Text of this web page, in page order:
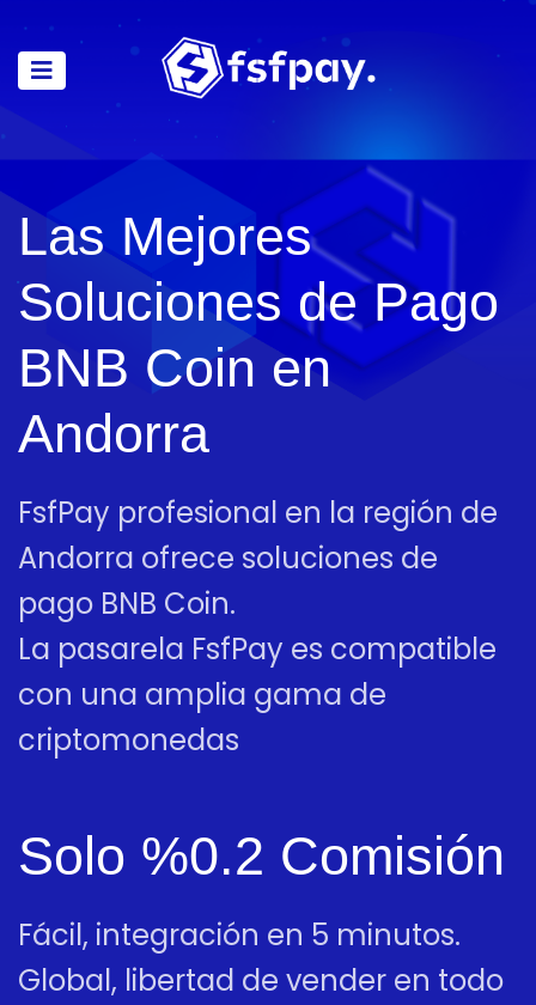
Las Mejores
Soluciones de Pago
BNB Coin en
Andorra
FsfPay profesional en la región de
Andorra ofrece soluciones de
pago BNB Coin.
La pasarela FsfPay es compatible
con una amplia gama de
criptomonedas
Solo %0.2 Comisión
Fácil, integración en 5 minutos.
Global, libertad de vender en todo